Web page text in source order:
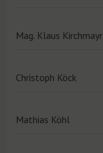
Mag. Klaus Kirchmayr
Christoph Köck
Mathias Köhl